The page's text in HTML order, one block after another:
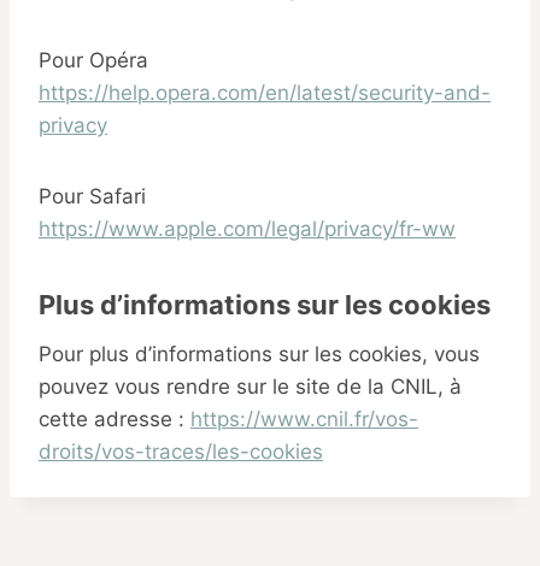
Pour Opéra
https://help.opera.com/en/latest/security-and-
privacy
Pour Safari
https://www.apple.com/legal/privacy/fr-ww
Plus d’informations sur les cookies
Pour plus d’informations sur les cookies, vous
pouvez vous rendre sur le site de la CNIL, à
cette adresse : https://www.cnil.fr/vos-
droits/vos-traces/les-cookies